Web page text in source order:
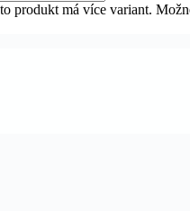
produkt má více variant.